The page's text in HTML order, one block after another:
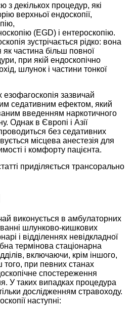
з декількох процедур, які
верхньої ендоскопії,
(EGD) і ентероскопію.
зустрічається рідко: вона
як частина більш повної
при якій ендоскопічно
шлунок і частини тонкої
зазвичай
седативним ефектом, який
введенням наркотичного
Однак в Європі і Азії
без седативних
місцева анестезія для
і комфорту пацієнта.
приділяється трансорально
виконується в амбулаторних
шлунково-кишкових
і відділеннях невідкладної
термінова стаціонарна
включаючи, крім іншого,
того, при певних станах
спостереження
У таких випадках процедура
дослідженням стравоходу.
наступні: